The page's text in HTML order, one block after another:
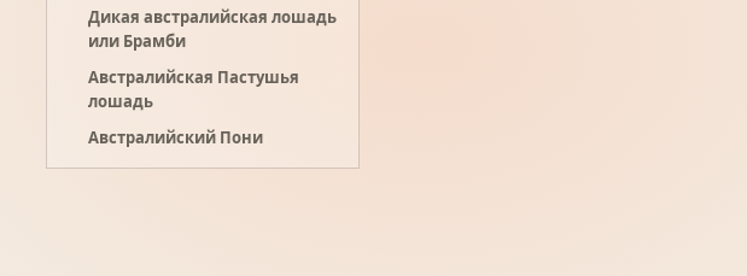
Дикая австралийская лошадь
или Брамби
Австралийская Пастушья
лошадь
Австралийский Пони